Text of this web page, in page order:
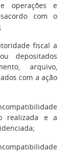
operações e
com o
fiscal a
depositados
arquivo,
com a ação
realizada e a